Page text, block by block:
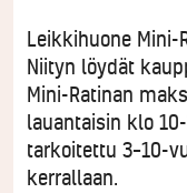
Leikkihuone Mini-
Niityn löydät
Mini-Ratinan
lauantaisin klo
tarkoitettu 3–10-
kerrallaan.